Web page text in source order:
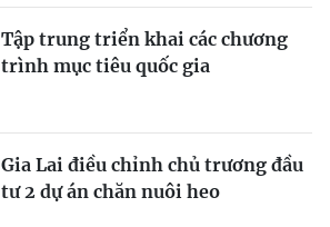
Tập trung triển khai các chương
trình mục tiêu quốc gia
Gia Lai điều chỉnh chủ trương đầu
tư 2 dự án chăn nuôi heo